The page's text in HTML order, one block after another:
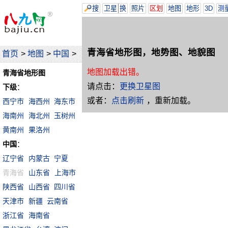
首页 > 地图 > 中国 >
青海省地形图
下级：
西宁市 海西州
海东市
海南州
海北州
玉树州
黄南州
果洛州
中国 ：
辽宁省
内蒙古 宁夏
青海省
山东省
上海市
陕西省
山西省
四川省
天津市 新疆 云南省
浙江省
海南省
搜 卫星 换 照片 区划 地图 地形 3D 测
青海省地形图，地势图、地貌图
地图加载出错。
请点击：
更换卫星图
或者：
点击刷新 ，重新加载。